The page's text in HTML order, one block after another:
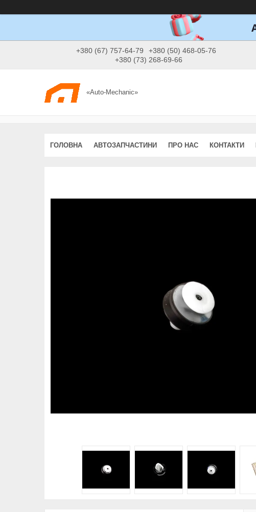
+380 (67) 757-64-79
+380 (50) 468-05-76
+380 (73) 268-69-66
«Auto-Mechanic»
ГОЛОВНА АВТОЗАПЧАСТИНИ ПРО НАС КОНТАКТИ